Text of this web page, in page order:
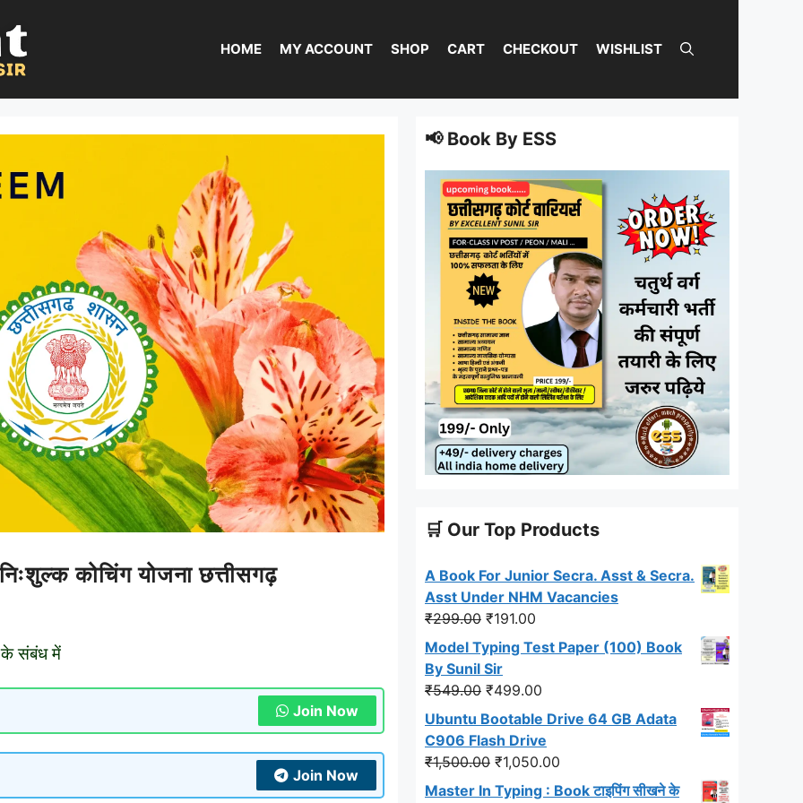
HOME MY ACCOUNT SHOP CART CHECKOUT WISHLIST
कोचिंग योजना छत्तीसगढ़
के संबंध में
Join Now
Join Now
📢 Book By ESS
🛒 Our Top Products
A Book For Junior Secra. Asst & Secra.
Asst Under NHM Vacancies
₹299.00 Original
price
was:
₹299.00.
₹191.00
price
₹191.00.
Model Typing Test Paper (100) Book
By Sunil Sir
₹549.00 Original
price
was:
₹549.00.
₹499.00
price
₹499.00.
Ubuntu Bootable Drive 64 GB Adata
C906 Flash Drive
₹1,500.00 Original
price
₹1,050.00
price
Master In Typing : Book टाइपिंग सीखने के